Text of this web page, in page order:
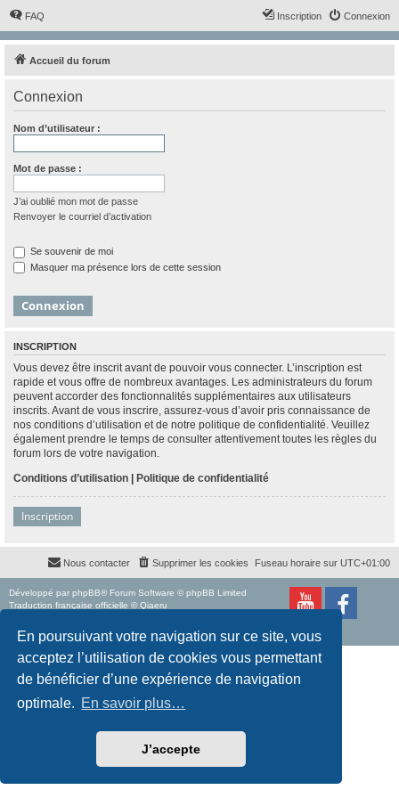
En poursuivant votre navigation sur ce site, vous
acceptez l’utilisation de cookies vous permettant
de bénéficier d’une expérience de navigation
optimale. En savoir plus…
J’accepte
FAQ Connexion
Inscription
Accueil du forum
Connexion
Nom d’utilisateur :
Mot de passe :
J’ai oublié mon mot de passe
Renvoyer le courriel d’activation
Se souvenir de moi
Masquer ma présence lors de cette session
INSCRIPTION
Vous devez être inscrit avant de pouvoir vous connecter. L’inscription est
rapide et vous offre de nombreux avantages. Les administrateurs du forum
peuvent accorder des fonctionnalités supplémentaires aux utilisateurs
inscrits. Avant de vous inscrire, assurez-vous d’avoir pris connaissance de
nos conditions d’utilisation et de notre politique de confidentialité. Veuillez
également prendre le temps de consulter attentivement toutes les règles du
forum lors de votre navigation.
Conditions d’utilisation | Politique de confidentialité
Inscription
Fuseau horaire sur UTC+01:00
Supprimer les cookies
Nous contacter
Développé par phpBB® Forum Software © phpBB Limited
Traduction française officielle © Qiaeru
Confidentialité
Conditions